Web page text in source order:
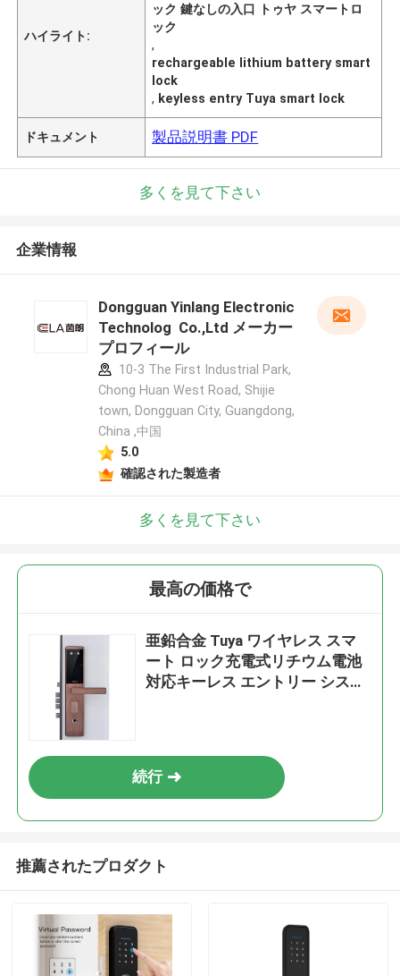
ハイライト:
ック 鍵なしの入口 トゥヤ スマートロ
ック
,
rechargeable lithium battery smart
lock
, keyless entry Tuya smart lock
ドキュメント 製品説明書 PDF
多くを見て下さい
企業情報
Dongguan Yinlang Electronic
Technolog Co.,Ltd メーカー
プロフィール
10-3 The First Industrial Park,
Chong Huan West Road, Shijie
town, Dongguan City, Guangdong,
China ,中国
5.0
確認された製造者
多くを見て下さい
最高の価格で
亜鉛合金 Tuya ワイヤレス スマ
ート ロック充電式リチウム電池
対応キーレス エントリー システ
続行
推薦されたプロダクト